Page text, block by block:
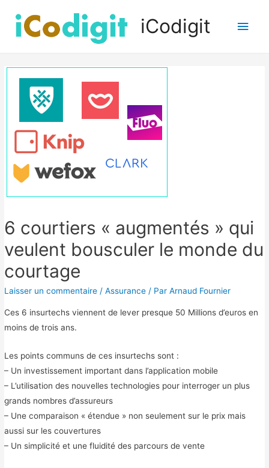
iCodigit
6 courtiers « augmentés » qui
veulent bousculer le monde du
courtage
Laisser un commentaire /Assurance / ParArnaud Fournier
Ces 6 insurtechs viennent de lever presque 50 Millions d’euros en
moins de trois ans.
Les points communs de ces insurtechs sont :
– Un investissement important dans l’application mobile
– L’utilisation des nouvelles technologies pour interroger un plus
grands nombres d’assureurs
– Une comparaison « étendue » non seulement sur le prix mais
aussi sur les couvertures
– Un simplicité et une fluidité des parcours de vente